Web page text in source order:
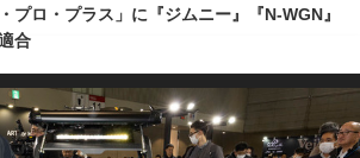
プロ・プラス」に『ジムニー』『N-WGN』
合